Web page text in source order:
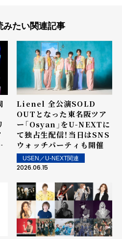
みたい関連記事
Lienel 全公演SOLD
OUTとなった東名阪ツア
ー「Osyan」をU-NEXTに
て独占生配信！当日はSNS
ウォッチパーティも開催
USEN／U-NEXT関連
2026.06.15